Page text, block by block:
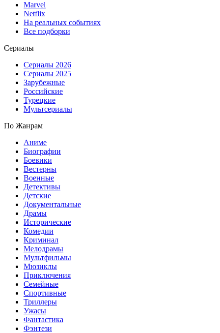
Marvel
Netflix
На реальных событиях
Все подборки
Сериалы
Сериалы 2026
Сериалы 2025
Зарубежные
Российские
Турецкие
Мультсериалы
По Жанрам
Аниме
Биографии
Боевики
Вестерны
Военные
Детективы
Детские
Документальные
Драмы
Исторические
Комедии
Криминал
Мелодрамы
Мультфильмы
Мюзиклы
Приключения
Семейные
Спортивные
Триллеры
Ужасы
Фантастика
Фэнтези